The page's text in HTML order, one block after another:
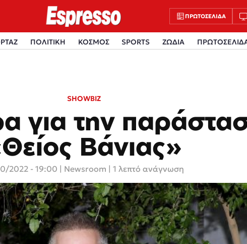
ΠΡΩΤΟΣΈΛΙΔΑ
ΠΟΛΙΤΙΚΗ ΚΟΣΜΟΣ SPORTS ΖΩΔΙΑ
SHOWBIZ
για την
Βάνιας»
2022 - 19:00 Newsroom | 1 λεπτό ανάγνωση